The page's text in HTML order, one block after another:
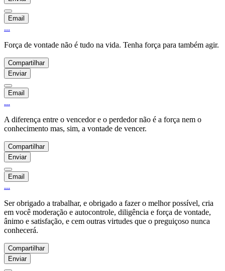
Email
...
Força de vontade não é tudo na vida. Tenha força para também agir.
Compartilhar
Enviar
Email
...
A diferença entre o vencedor e o perdedor não é a força nem o
conhecimento mas, sim, a vontade de vencer.
Compartilhar
Enviar
Email
...
Ser obrigado a trabalhar, e obrigado a fazer o melhor possível, cria
em você moderação e autocontrole, diligência e força de vontade,
ânimo e satisfação, e cem outras virtudes que o preguiçoso nunca
conhecerá.
Compartilhar
Enviar